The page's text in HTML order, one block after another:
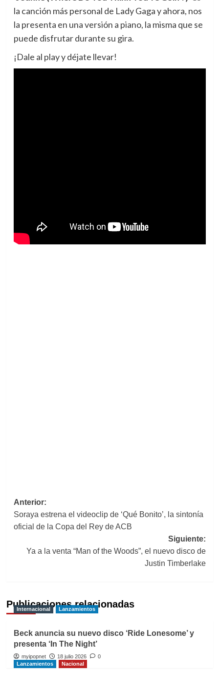
la canción más personal de Lady Gaga y ahora, nos
la presenta en una versión a piano, la misma que se
puede disfrutar durante su gira.
¡Dale al play y déjate llevar!
Navegación
de
entradas
Anterior:
Soraya estrena el videoclip de ‘Qué Bonito’, la sintonía
oficial de la Copa del Rey de ACB
Siguiente:
Ya a la venta “Man of the Woods”, el nuevo disco de
Justin Timberlake
Publicaciones relacionadas
Internacional Lanzamientos
Beck anuncia su nuevo disco ‘Ride Lonesome’ y
presenta ‘In The Night’
myipopnet 18 julio 2026
0
Lanzamientos
Nacional